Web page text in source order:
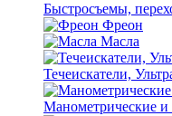
Быстросъемы,
Фреон
Масла
Течеискатели,
Манометрические и